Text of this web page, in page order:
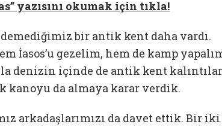
yazısını okumak için tıkla!
bir antik kent daha vardı.
İasos’u gezelim, hem de kamp
denizin içinde de antik kent
kanoyu da almaya karar verdik.
arkadaşlarımızı da davet ettik. Bir iki